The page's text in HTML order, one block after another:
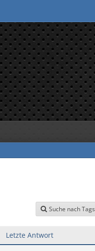
Suche nach Tags
Letzte Antwort